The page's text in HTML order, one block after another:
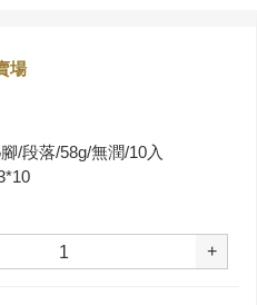
場
/段落/58g/無潤/10入
+